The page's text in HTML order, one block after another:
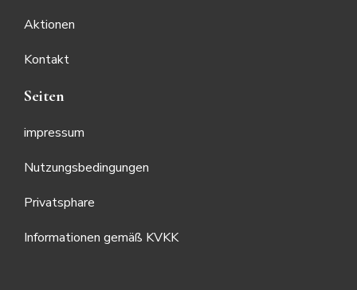
Aktionen
Kontakt
Seiten
impressum
Nutzungsbedingungen
Privatsphare
Informationen gemäß KVKK